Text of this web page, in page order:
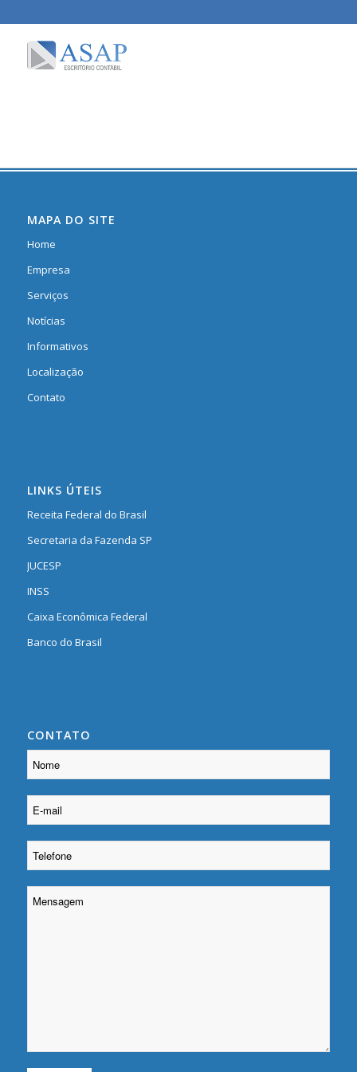
MAPA DO SITE
Home
Empresa
Serviços
Notícias
Informativos
Localização
Contato
LINKS ÚTEIS
Receita Federal do Brasil
Secretaria da Fazenda SP
JUCESP
INSS
Caixa Econômica Federal
Banco do Brasil
CONTATO